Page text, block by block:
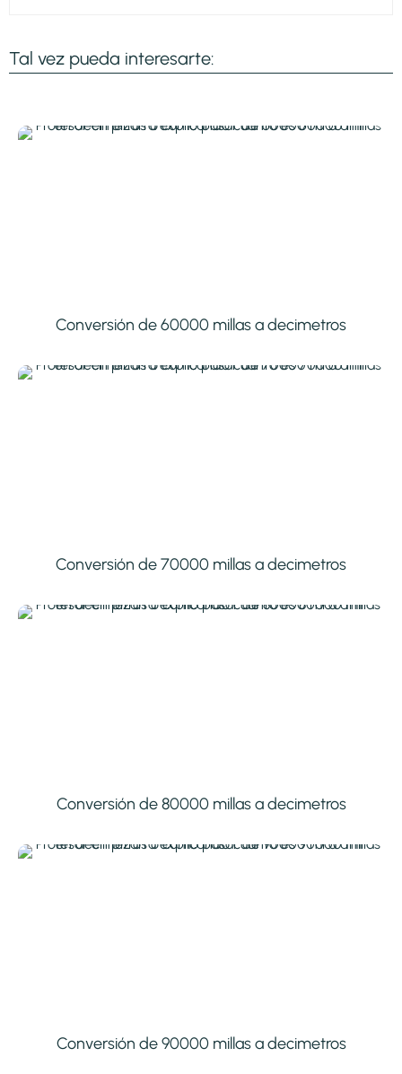
Tal vez pueda interesarte:
Conversión de 60000 millas a decimetros
Conversión de 70000 millas a decimetros
Conversión de 80000 millas a decimetros
Conversión de 90000 millas a decimetros